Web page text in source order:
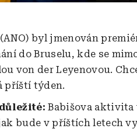
byl jmenován
do Bruselu, kde se
von der Leyenovou.
příští týden.
důležité:Babišova aktivita
bude v příštích letech